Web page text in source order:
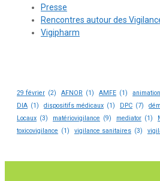
Presse
Rencontres autour des
Vigipharm
29 février (2) AFNOR (1) AMFE (1) animation
DIA (1) dispositifs médicaux (1) DPC (7)
Locaux (3) matériovigilance (9) mediator (1)
toxicovigilance (1) vigilance sanitaires (3)